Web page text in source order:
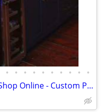
• • • • • • • • • •
Assembled Kitchen Cabinets - Shop Online - Custom Paint